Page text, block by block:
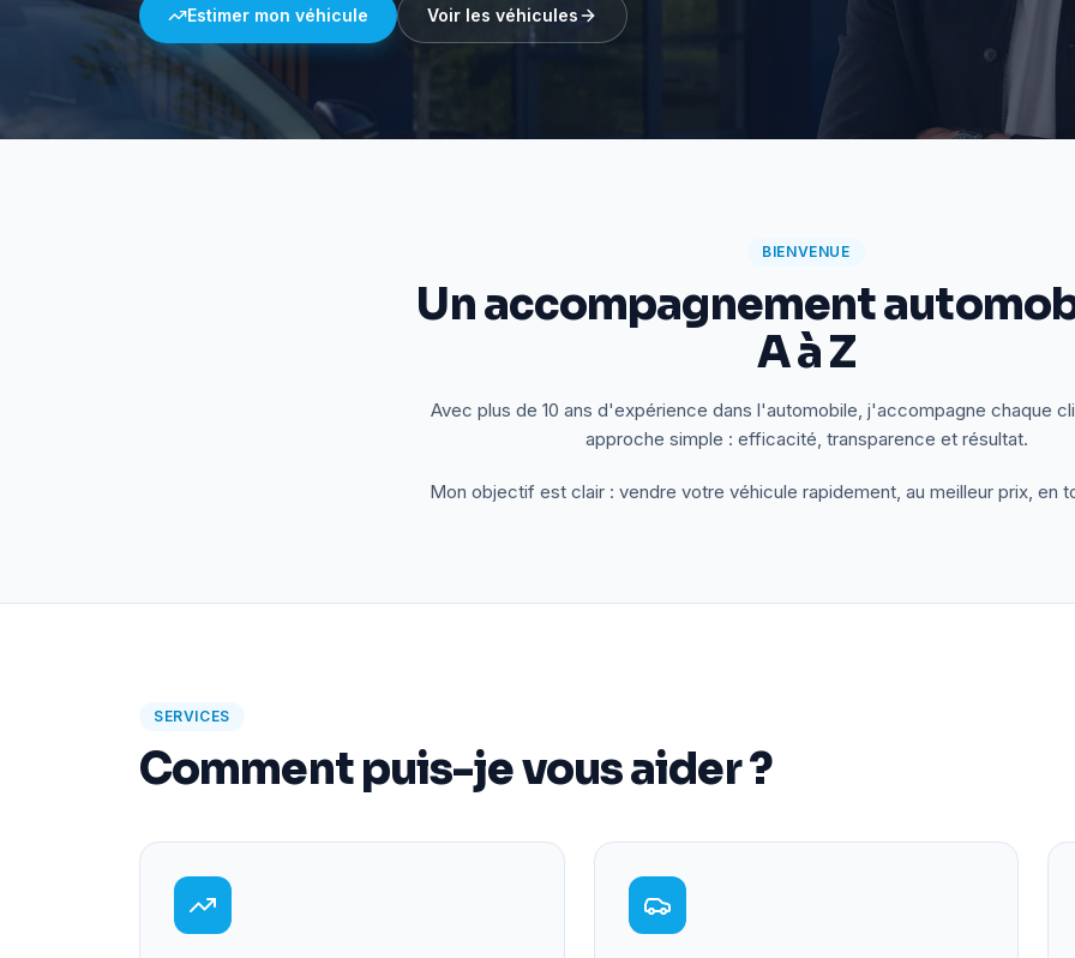
Estimer mon véhicule Voir les véhicules
BIENVENUE
Un accompagnement
A à Z
Avec plus de 10 ans d'expérience dans l'automobile, j'accompagne chaque
approche simple : efficacité, transparence et résultat.
Mon objectif est clair : vendre votre véhicule rapidement, au meilleur prix, en
SERVICES
Comment puis-je vous aider ?